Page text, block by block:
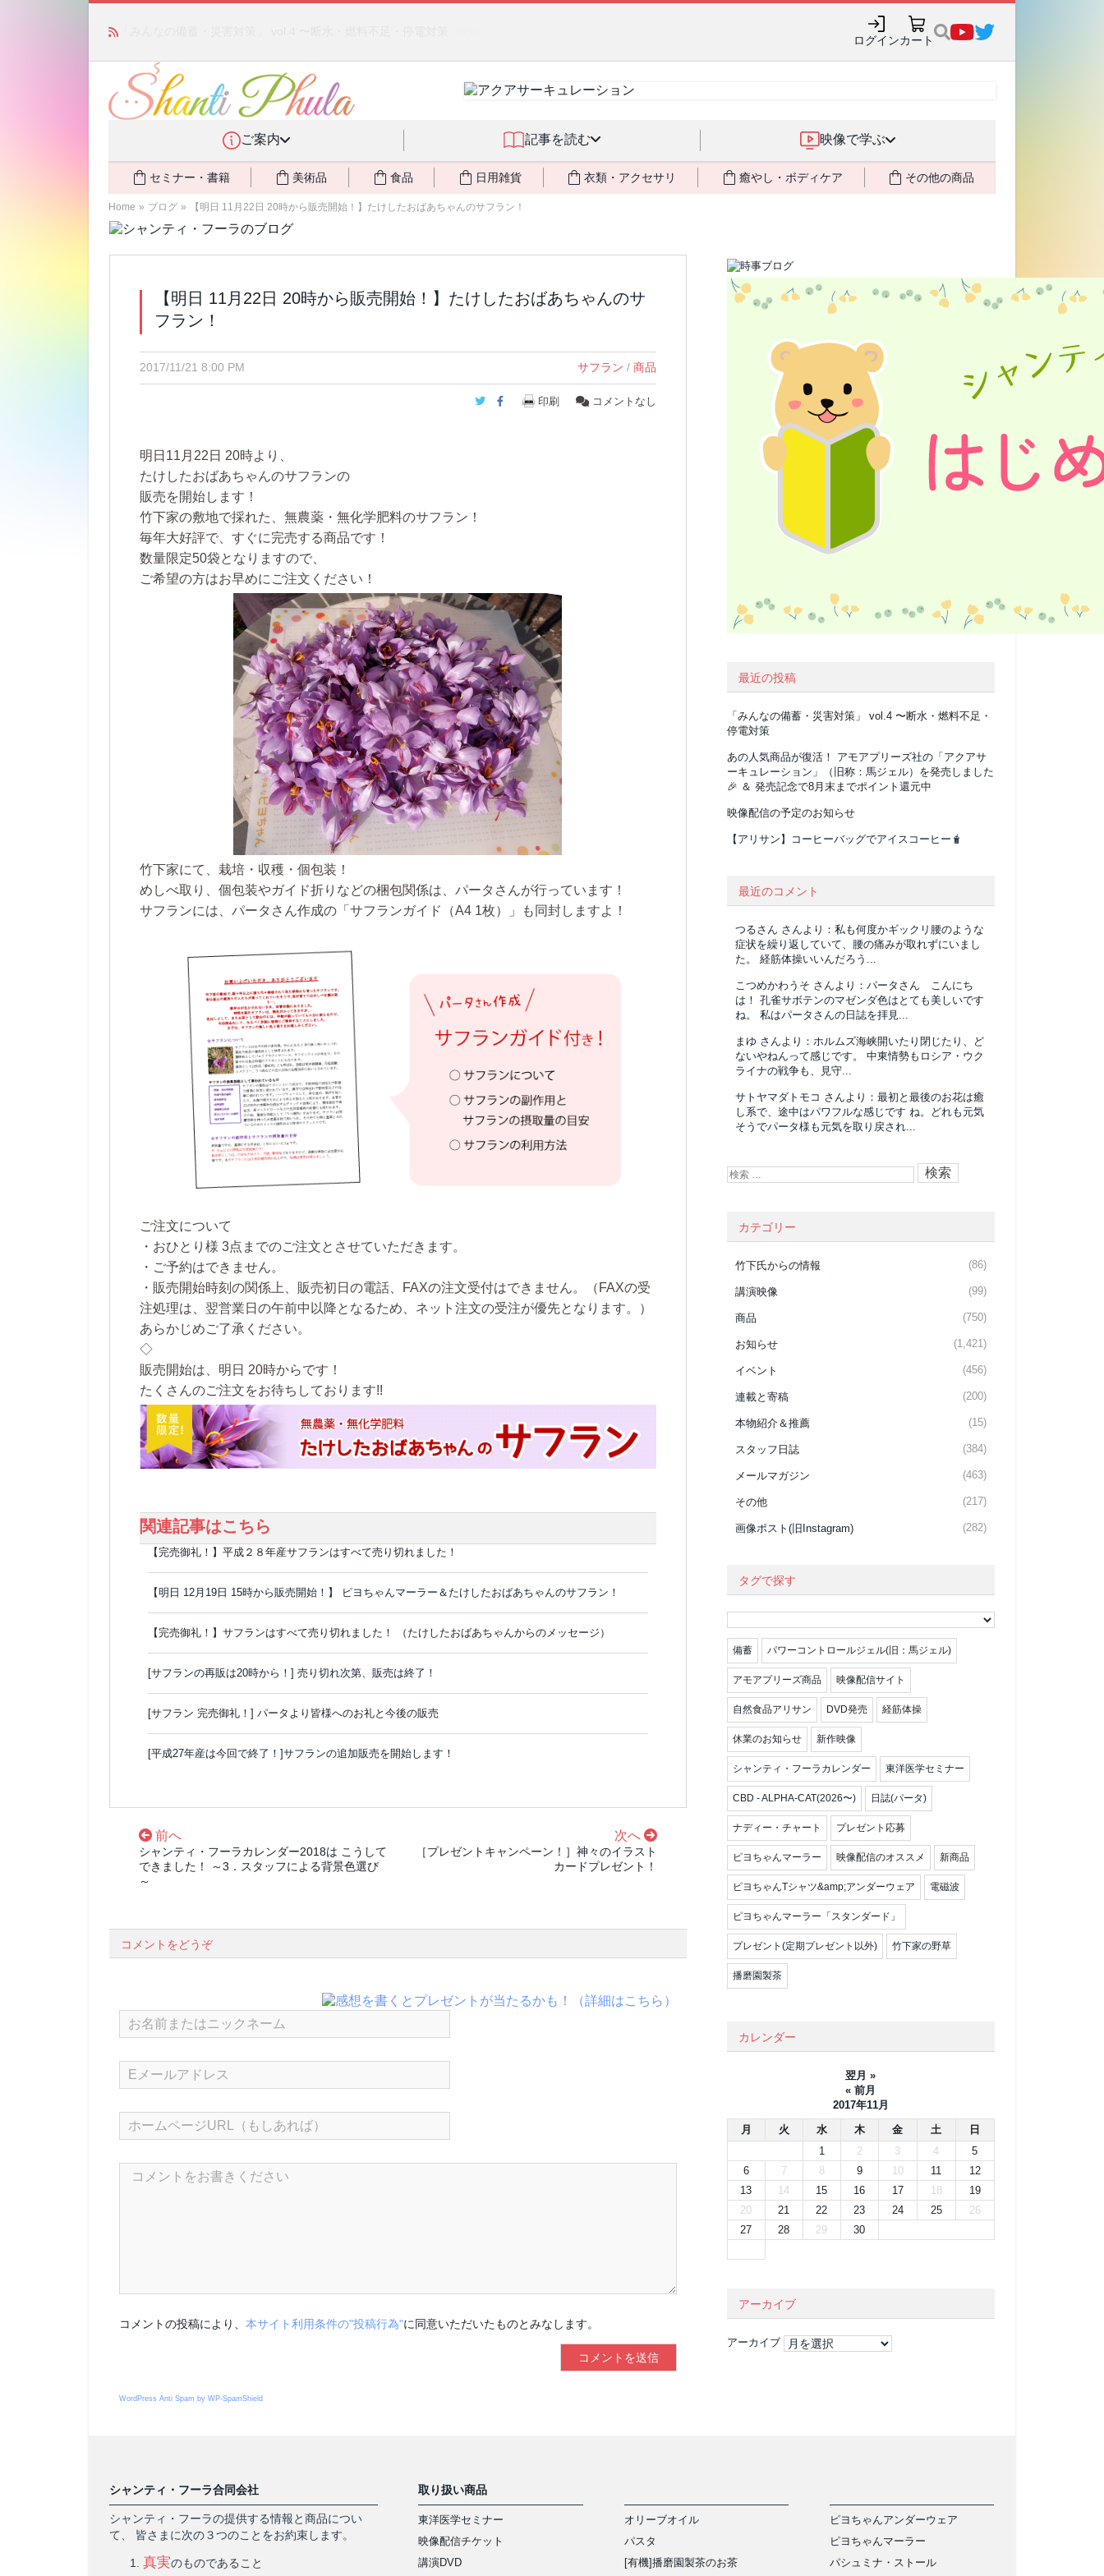
ログインカート
ご案内 記事を読む 映像で学ぶ
セミナー・書籍 美術品 食品 日用雑貨 衣類・アクセサリ 癒やし・ボディケア その他の商品
Home » ブログ » 【明日 11月22日 20時から販売開始！】たけしたおばあちゃんのサフラン！
【明日 11月22日 20時から販売開始！】たけしたおばあちゃんのサ
フラン！
2017/11/21 8:00 PM サフラン / 商品
Twitter
Facebook
印刷 コメントなし
明日11月22日 20時より、
たけしたおばあちゃんのサフランの
販売を開始します！
竹下家の敷地で採れた、無農薬・無化学肥料のサフラン！
毎年大好評で、すぐに完売する商品です！
数量限定50袋となりますので、
ご希望の方はお早めにご注文ください！
竹下家にて、栽培・収穫・個包装！
めしべ取り、個包装やガイド折りなどの梱包関係は、パータさんが行っています！
サフランには、パータさん作成の「サフランガイド（A4 1枚）」も同封しますよ！
ご注文について
・おひとり様 3点までのご注文とさせていただきます。
・ご予約はできません。
・販売開始時刻の関係上、販売初日の電話、FAXの注文受付はできません。（FAXの受
注処理は、翌営業日の午前中以降となるため、ネット注文の受注が優先となります。）
あらかじめご了承ください。
◇
販売開始は、明日 20時からです！
たくさんのご注文をお待ちしております!!
関連記事はこちら
【完売御礼！】平成２８年産サフランはすべて売り切れました！
【明日 12月19日 15時から販売開始！】 ピヨちゃんマーラー＆たけしたおばあちゃんのサフラン！
【完売御礼！】サフランはすべて売り切れました！ （たけしたおばあちゃんからのメッセージ）
[サフランの再販は20時から！] 売り切れ次第、販売は終了！
[サフラン 完売御礼！] パータより皆様へのお礼と今後の販売
[平成27年産は今回で終了！]サフランの追加販売を開始します！
前へ
シャンティ・フーラカレンダー2018は こうして
できました！ ～3．スタッフによる背景色選び
～
次へ
［プレゼントキャンペーン！］神々のイラスト
カードプレゼント！
コメントをどうぞ
コメントの投稿により、 本サイト利用条件の"投稿行為"に同意いただいたものとみなします。
WordPress Anti Spam by WP-SpamShield
最近の投稿
「みんなの備蓄・災害対策」 vol.4 〜断水・燃料不足・
停電対策
あの人気商品が復活！ アモアプリーズ社の「アクアサ
ーキュレーション」（旧称：馬ジェル）を発売しました
🎉 ＆ 発売記念で8月末までポイント還元中
映像配信の予定のお知らせ
【アリサン】コーヒーバッグでアイスコーヒー🧋
最近のコメント
つるさん さんより： 私も何度かギックリ腰のような
症状を繰り返していて、腰の痛みが取れずにいまし
た。 経筋体操いいんだろう...
こつめかわうそ さんより： パータさん こんにち
は！ 孔雀サボテンのマゼンダ色はとても美しいです
ね。 私はパータさんの日誌を拝見...
まゆ さんより： ホルムズ海峡開いたり閉じたり、ど
ないやねんって感じです。 中東情勢もロシア・ウク
ライナの戦争も、見守...
サトヤマダトモコ さんより： 最初と最後のお花は癒
し系で、途中はパワフルな感じです ね。どれも元気
そうでパータ様も元気を取り戻され...
カテゴリー
竹下氏からの情報 (86)
講演映像 (99)
商品 (750)
お知らせ (1,421)
イベント (456)
連載と寄稿 (200)
本物紹介＆推薦 (15)
スタッフ日誌 (384)
メールマガジン (463)
その他 (217)
画像ポスト(旧Instagram) (282)
タグで探す
備蓄 パワーコントロールジェル(旧：馬ジェル)
アモアプリーズ商品 映像配信サイト
自然食品アリサン DVD発売 経筋体操
休業のお知らせ 新作映像
シャンティ・フーラカレンダー 東洋医学セミナー
CBD - ALPHA-CAT(2026〜) 日誌(パータ)
ナディー・チャート プレゼント応募
ピヨちゃんマーラー 映像配信のオススメ 新商品
ピヨちゃんTシャツ&amp;アンダーウェア 電磁波
ピヨちゃんマーラー「スタンダード」
プレゼント(定期プレゼント以外) 竹下家の野草
播磨園製茶
カレンダー
翌月 »
« 前月
2017年11月
月
火 水 木 金 土
日
1
2 3 4
5
6
7 8 9 10 11
12
13
14 15 16 17 18
19
20
21 22 23 24 25
26
27
28 29 30
アーカイブ
アーカイブ
シャンティ・フーラ合同会社
シャンティ・フーラの提供する情報と商品につい
て、 皆さまに次の３つのことをお約束します。
真実のものであること
取り扱い商品
東洋医学セミナー
映像配信チケット
講演DVD
オリーブオイル
パスタ
[有機]播磨園製茶のお茶
ピヨちゃんアンダーウェア
ピヨちゃんマーラー
パシュミナ・ストール